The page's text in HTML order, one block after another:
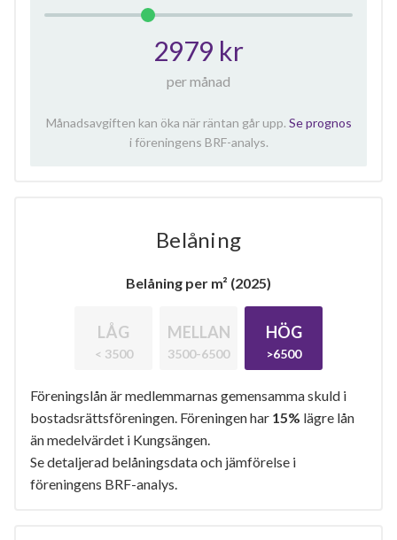
2979 kr
per månad
Månadsavgiften kan öka när räntan går upp. Se prognos
i föreningens BRF-analys.
Belåning
Belåning per m² (2025)
LÅG
< 3500
MELLAN
3500-6500
HÖG
>6500
Föreningslån är medlemmarnas gemensamma skuld i
bostadsrättsföreningen. Föreningen har 15% lägre lån
än medelvärdet i Kungsängen.
Se detaljerad belåningsdata och jämförelse i
föreningens BRF-analys.